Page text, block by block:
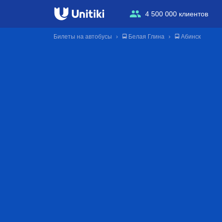
4 500 000 клиентов
Билеты на автобусы 🚍 Белая Глина 🚍 Абинск